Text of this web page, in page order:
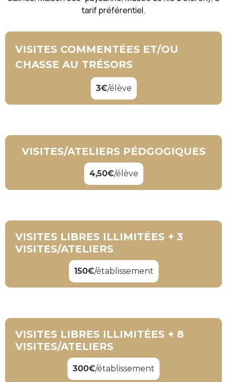
tarif préférentiel.
VISITES COMMENTÉES ET/OU
CHASSE AU TRÉSORS
3€/élève
VISITES/ATELIERS PÉDGOGIQUES
4,50€/élève
VISITES LIBRES ILLIMITÉES + 3
VISITES/ATELIERS
150€/établissement
VISITES LIBRES ILLIMITÉES + 8
VISITES/ATELIERS
300€/établissement